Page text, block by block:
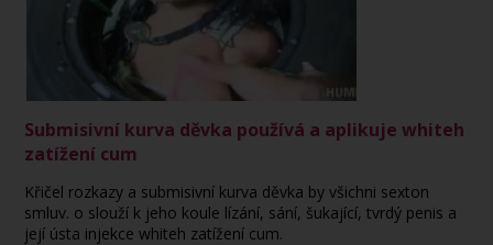
Submisivní kurva děvka používá a aplikuje whiteh
zatížení cum
Křičel rozkazy a submisivní kurva děvka by všichni sexton
smluv. o slouží k jeho koule lízání, sání, šukající, tvrdý penis a
její ústa injekce whiteh zatížení cum.